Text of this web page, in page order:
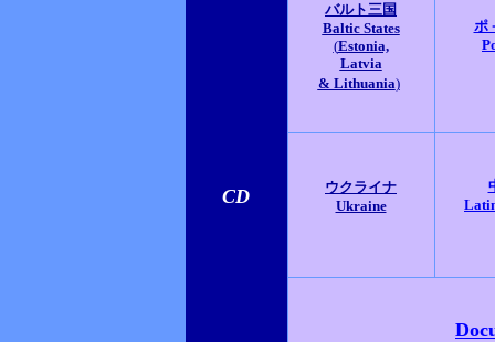
CD
バルト三国
Baltic States
(Estonia,
Latvia
& Lithuania)
ポ
ウクライナ
Ukraine